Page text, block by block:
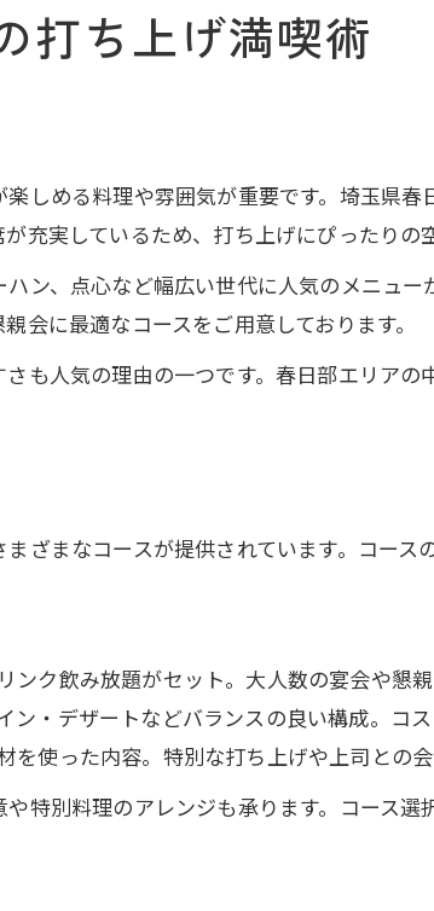
宴会に最適な中華の選び方徹底解説
大人数対応中華の選び方一覧表
コース充実中華での宴会成功術
予約しやすい中華の選び方を紹介
本格中華で盛り上がる行事後の懇親時間
本格中華で打ち上げを盛り上げるコツ
懇親会に最適な中華メニュー早見表
大人数にぴったりな春日部中華の魅力体験
春日部で人気の中華料理を体験しよ
団体利用に便利な中華の特徴
打ち上げに適した中華選びのポイン
中華好き必見の打ち上げ満足ポイント
打ち上げ満喫術
しめる料理や雰囲気が重要です。埼玉県
充実しているため、打ち上げにぴったりの
ン、点心など幅広い世代に人気のメニュ
会に最適なコースをご用意しております。
も人気の理由の一つです。春日部エリア
ざまなコースが提供されています。コー
ク飲み放題がセット。大人数の宴会や懇親
・デザートなどバランスの良い構成。コス
使った内容。特別な打ち上げや上司との会
特別料理のアレンジも承ります。コース